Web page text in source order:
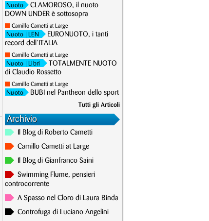
Nuoto
CLAMOROSO, il nuoto
DOWN UNDER è sottosopra
Camillo Cametti at Large
Nuoto | LEN
EURONUOTO, i tanti
record dell’ITALIA
Camillo Cametti at Large
Nuoto | Libri
TOTALMENTE NUOTO
di Claudio Rossetto
Camillo Cametti at Large
Nuoto BUBI nel Pantheon dello sport
Tutti gli Articoli
Archivio
Il Blog di Roberto Cametti
Camillo Cametti at Large
Il Blog di Gianfranco Saini
Swimming Flume, pensieri
controcorrente
A Spasso nel Cloro di Laura Binda
Controfuga di Luciano Angelini